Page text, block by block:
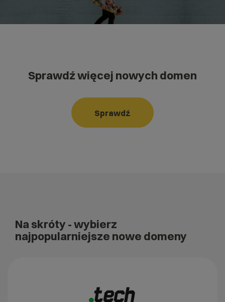
Sprawdź więcej nowych domen
Sprawdź
Na skróty - wybierz
najpopularniejsze nowe domeny